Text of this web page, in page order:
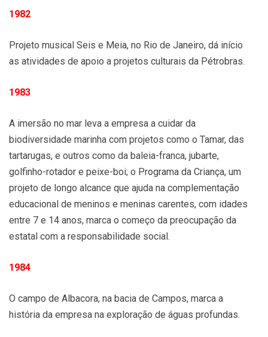
1982
Projeto musical Seis e Meia, no Rio de Janeiro, dá início
as atividades de apoio a projetos culturais da Pétrobras.
1983
A imersão no mar leva a empresa a cuidar da
biodiversidade marinha com projetos como o Tamar, das
tartarugas, e outros como da baleia-franca, jubarte,
golfinho-rotador e peixe-boi; o Programa da Criança, um
projeto de longo alcance que ajuda na complementação
educacional de meninos e meninas carentes, com idades
entre 7 e 14 anos, marca o começo da preocupação da
estatal com a responsabilidade social.
1984
O campo de Albacora, na bacia de Campos, marca a
história da empresa na exploração de águas profundas.